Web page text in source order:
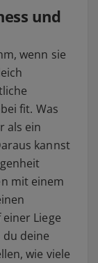
und
wenn sie
fit. Was
als ein
kannst
mit einem
Liege
deine
wie viele